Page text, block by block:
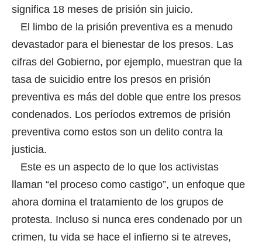
significa 18 meses de prisión sin juicio.
El limbo de la prisión preventiva es a menudo
devastador para el bienestar de los presos. Las
cifras del Gobierno, por ejemplo, muestran que la
tasa de suicidio entre los presos en prisión
preventiva es más del doble que entre los presos
condenados. Los períodos extremos de prisión
preventiva como estos son un delito contra la
justicia.
Este es un aspecto de lo que los activistas
llaman “el proceso como castigo”, un enfoque que
ahora domina el tratamiento de los grupos de
protesta. Incluso si nunca eres condenado por un
crimen, tu vida se hace el infierno si te atreves,